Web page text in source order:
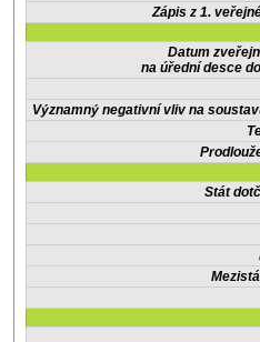
Zápis z 1.
Datum
na úřední desce
Významný negativní vliv na
Stát